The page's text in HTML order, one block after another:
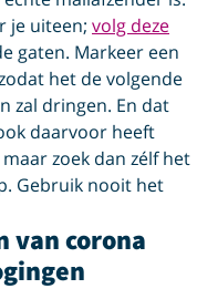
je uiteen; volg deze
gaten. Markeer een
het de volgende
zal dringen. En dat
daarvoor heeft
zoek dan zélf het
Gebruik nooit het
van corona